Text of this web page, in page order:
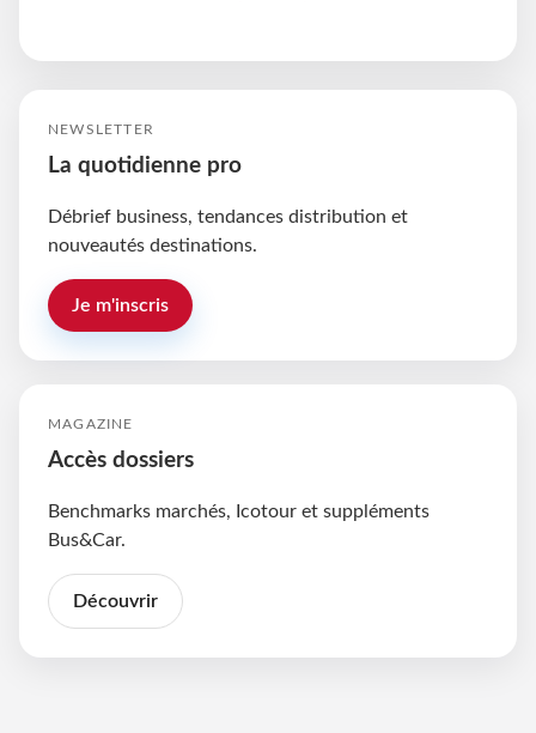
NEWSLETTER
La quotidienne pro
Débrief business, tendances distribution et
nouveautés destinations.
Je m'inscris
MAGAZINE
Accès dossiers
Benchmarks marchés, Icotour et suppléments
Bus&Car.
Découvrir